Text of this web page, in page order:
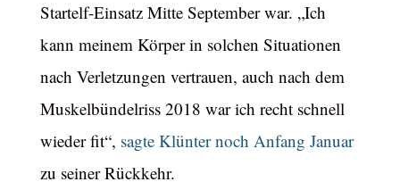
Startelf-Einsatz Mitte September war. „Ich
kann meinem Körper in solchen Situationen
nach Verletzungen vertrauen, auch nach dem
Muskelbündelriss 2018 war ich recht schnell
wieder fit“, sagte Klünter noch Anfang Januar
zu seiner Rückkehr.